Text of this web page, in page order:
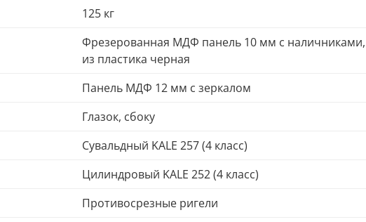
125 кг
Фрезерованная МДФ панель 10 мм с
из пластика черная
Панель МДФ 12 мм с зеркалом
Глазок, сбоку
Сувальдный KALE 257 (4 класс)
Цилиндровый KALE 252 (4 класс)
Противосрезные ригели